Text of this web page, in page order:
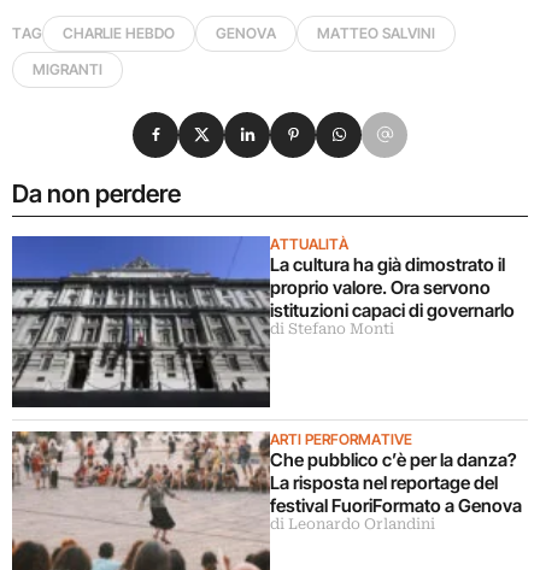
TAG CHARLIE HEBDO GENOVA
MATTEO SALVINI
MIGRANTI
Da non perdere
ATTUALITÀ
La cultura ha già dimostrato il
proprio valore. Ora servono
istituzioni capaci di governarlo
di Stefano Monti
ARTI PERFORMATIVE
Che pubblico c’è per la danza?
La risposta nel reportage del
festival FuoriFormato a Genova
di Leonardo Orlandini
Condividi su Facebook
Condividi su X
Condividi su LinkedIn
Condividi su Pinterest
Condividi su WhatsApp
Condividi su Email